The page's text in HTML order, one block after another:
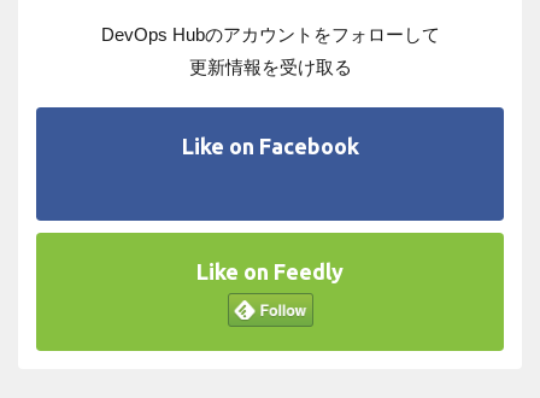
DevOps Hubのアカウントをフォローして
更新情報を受け取る
Like on Facebook
Like on Feedly